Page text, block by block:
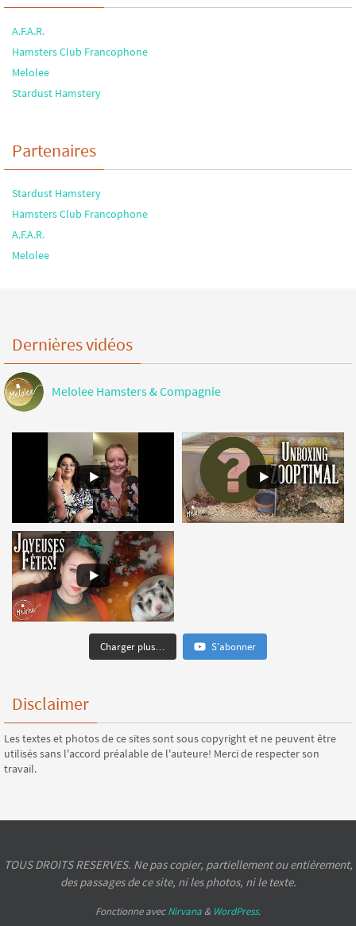
A.F.A.R.
Hamsters Club Francophone
Melolee
Stardust Hamstery
Partenaires
Stardust Hamstery
Hamsters Club Francophone
A.F.A.R.
Melolee
Dernières vidéos
Melolee Hamsters & Compagnie
Charger plus… S'abonner
Disclaimer
Les textes et photos de ce sites sont sous copyright et ne peuvent être
utilisés sans l'accord préalable de l'auteure! Merci de respecter son
travail.
TOUS DROITS RESERVES. Ne pas copier, partiellement ou entièrement,
des passages de ce site, ni les photos, ni le texte.
Fonctionne avecNirvana & WordPress.